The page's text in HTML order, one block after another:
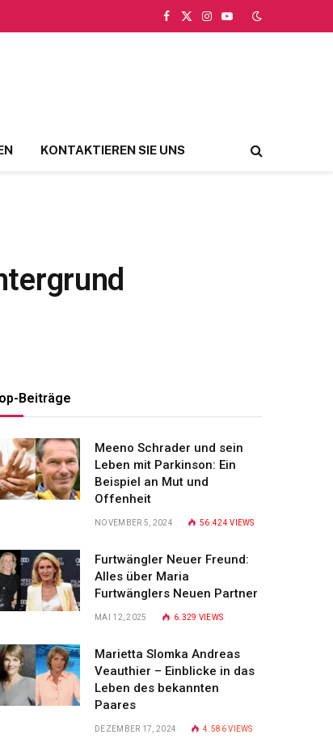
Facebook
X
Instagram
YouTube
KONTAKTIEREN SIE UNS
Beiträge
Meeno Schrader und sein
Leben mit Parkinson: Ein
Beispiel an Mut und
Offenheit
NOVEMBER 5, 2024 56.424VIEWS
Furtwängler Neuer Freund:
Alles über Maria
Furtwänglers Neuen Partner
MAI 12, 2025 6.329 VIEWS
Marietta Slomka Andreas
Veauthier – Einblicke in das
Leben des bekannten
Paares
DEZEMBER 17, 2024 4.586VIEWS